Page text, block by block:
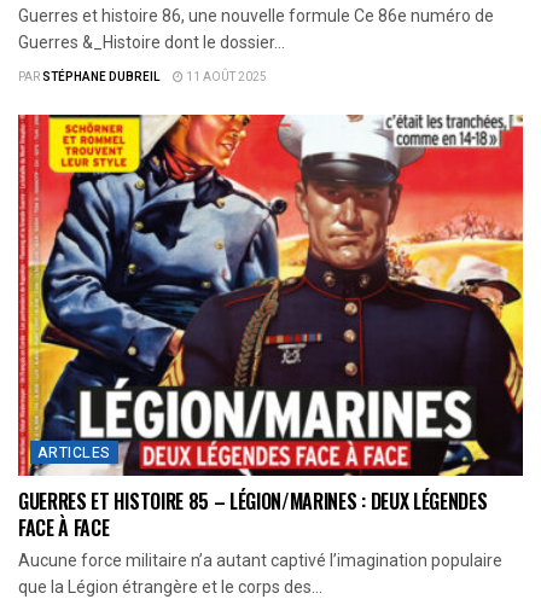
Guerres et histoire 86, une nouvelle formule Ce 86e numéro de
Guerres &_Histoire dont le dossier...
PARSTÉPHANE DUBREIL 11 AOÛT 2025
ARTICLES
GUERRES ET HISTOIRE 85 – LÉGION/MARINES : DEUX LÉGENDES
FACE À FACE
Aucune force militaire n’a autant captivé l’imagination populaire
que la Légion étrangère et le corps des...